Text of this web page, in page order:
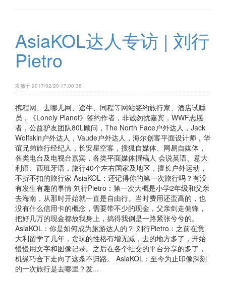
AsiaKOL达人专访 | 刘行
Pietro
发佈于 2017/02/20 17:00:38
携程网、去哪儿网、途牛、同程等网站签约旅行家、酒店试睡
员，《Lonely Planet》签约作者，非诚勿扰嘉宾，WWF志愿
者，公益驴友团队80L顾问，The North Face户外达人，Jack
Wolfskin户外达人，Vaude户外达人，海尔创客平面设计师，华
谊兄弟旅行经纪人，长安星空客，搜狐自媒体、网易自媒体，
各类电台及电视台嘉宾，各类平面媒体撰稿人 会说英语、意大
利语、西班牙语，旅行40个左右国家及地区，擅长户外运动，
不折不扣的旅行家 AsiaKOL：还记得你的第一次旅行吗？有没
有发生有趣的事情 刘行Pietro：第一次大概是小学2年级和父亲
去海南，从那时开始就一直是自由行。当时费用还蛮高的，也
没有什么信用卡的概念，需要带不少的现金，父亲剑走偏锋，
把好几万的现金都放我身上，搞得我倒是一路紧张兮兮的。
AsiaKOL：你是如何成为旅游达人的？ 刘行Pietro：之前在意
大利留学了几年，贪玩的性格有增无减，去的地方多了，开始
慢慢用文字和图像记录。之后在各个社交的平台分享的多了，
机缘巧合下走向了这条不归路。 AsiaKOL：至今为止印像深刻
的一次旅行是去哪里？发...